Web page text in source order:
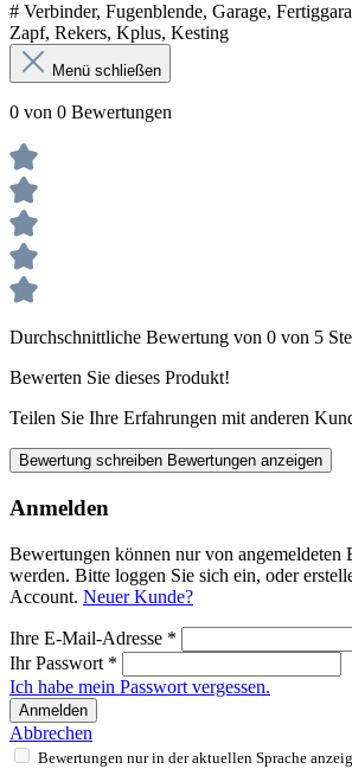
# Verbinder, Fugenblende, Garage,
Zapf, Rekers, Kplus, Kesting
Menü schließen
0 von 0 Bewertungen
Durchschnittliche Bewertung von 0 von 5
Bewerten Sie dieses Produkt!
Teilen Sie Ihre Erfahrungen mit anderen
Bewertung schreiben Bewertungen anzeigen
Anmelden
Bewertungen können nur von angemeldeten
werden. Bitte loggen Sie sich ein, oder
Account. Neuer Kunde?
Ihre E-Mail-Adresse *
Ihr Passwort *
Ich habe mein Passwort vergessen.
Anmelden
Abbrechen
Bewertungen nur in der aktuellen Sprache